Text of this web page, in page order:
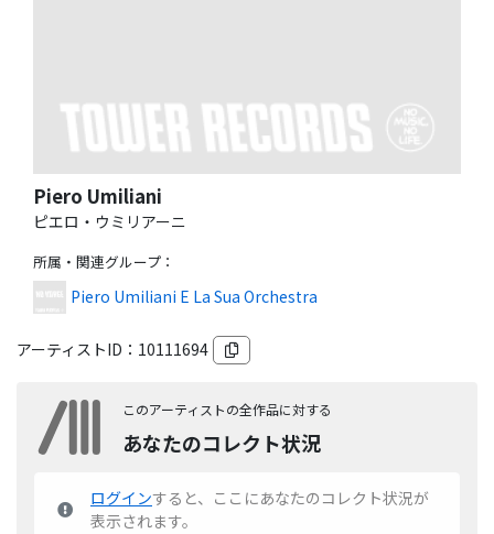
Piero Umiliani
ピエロ・ウミリアーニ
所属・関連グループ ：
Piero Umiliani E La Sua Orchestra
アーティストID： 10111694
このアーティストの全作品に対する
あなたのコレクト状況
ログインすると、ここにあなたのコレクト状況が
表示されます。